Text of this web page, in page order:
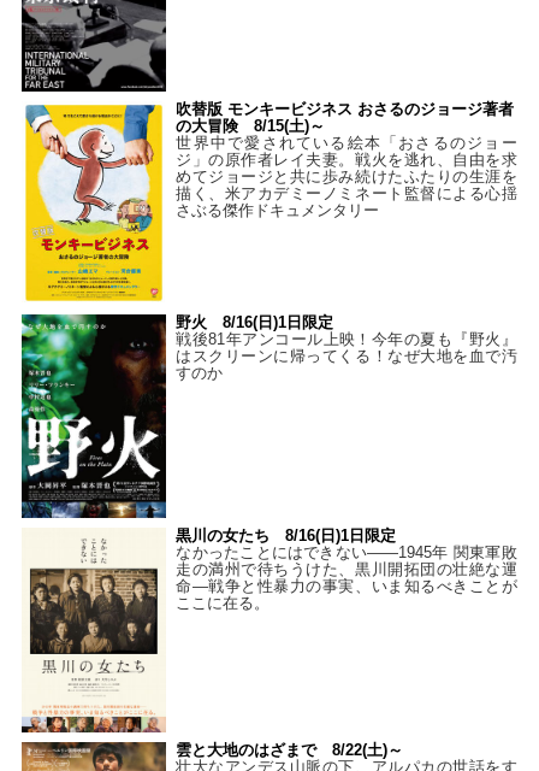
吹替版 モンキービジネス おさるのジョージ著者
の大冒険 8/15(土)～
世界中で愛されている絵本「おさるのジョー
ジ」の原作者レイ夫妻。戦火を逃れ、自由を求
めてジョージと共に歩み続けたふたりの生涯を
描く、米アカデミーノミネート監督による心揺
さぶる傑作ドキュメンタリー
野火 8/16(日)1日限定
戦後81年アンコール上映！今年の夏も『野火』
はスクリーンに帰ってくる！なぜ大地を血で汚
すのか
黒川の女たち 8/16(日)1日限定
なかったことにはできない——1945年 関東軍敗
走の満州で待ちうけた、黒川開拓団の壮絶な運
命―戦争と性暴力の事実、いま知るべきことが
ここに在る。
雲と大地のはざまで 8/22(土)～
壮大なアンデス山脈の下、アルパカの世話をす